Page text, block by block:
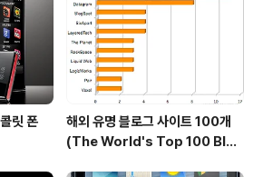
다소 폐쇄적인 면이 있어 더
트에 광고를 제공하는 기
MA..
릿 폰
해외 유명 블로그 사이트 100개
(The World's Top 100 Blog